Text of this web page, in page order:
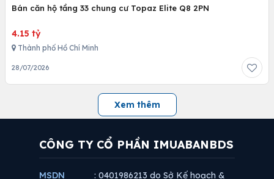
Bán căn hộ tầng 33 chung cư Topaz Elite Q8 2PN
4.15 tỷ
Thành phố Hồ Chí Minh
28/07/2026
Xem thêm
CÔNG TY CỔ PHẦN IMUABANBDS
MSDN
: 0401986213 do Sở Kế hoạch &